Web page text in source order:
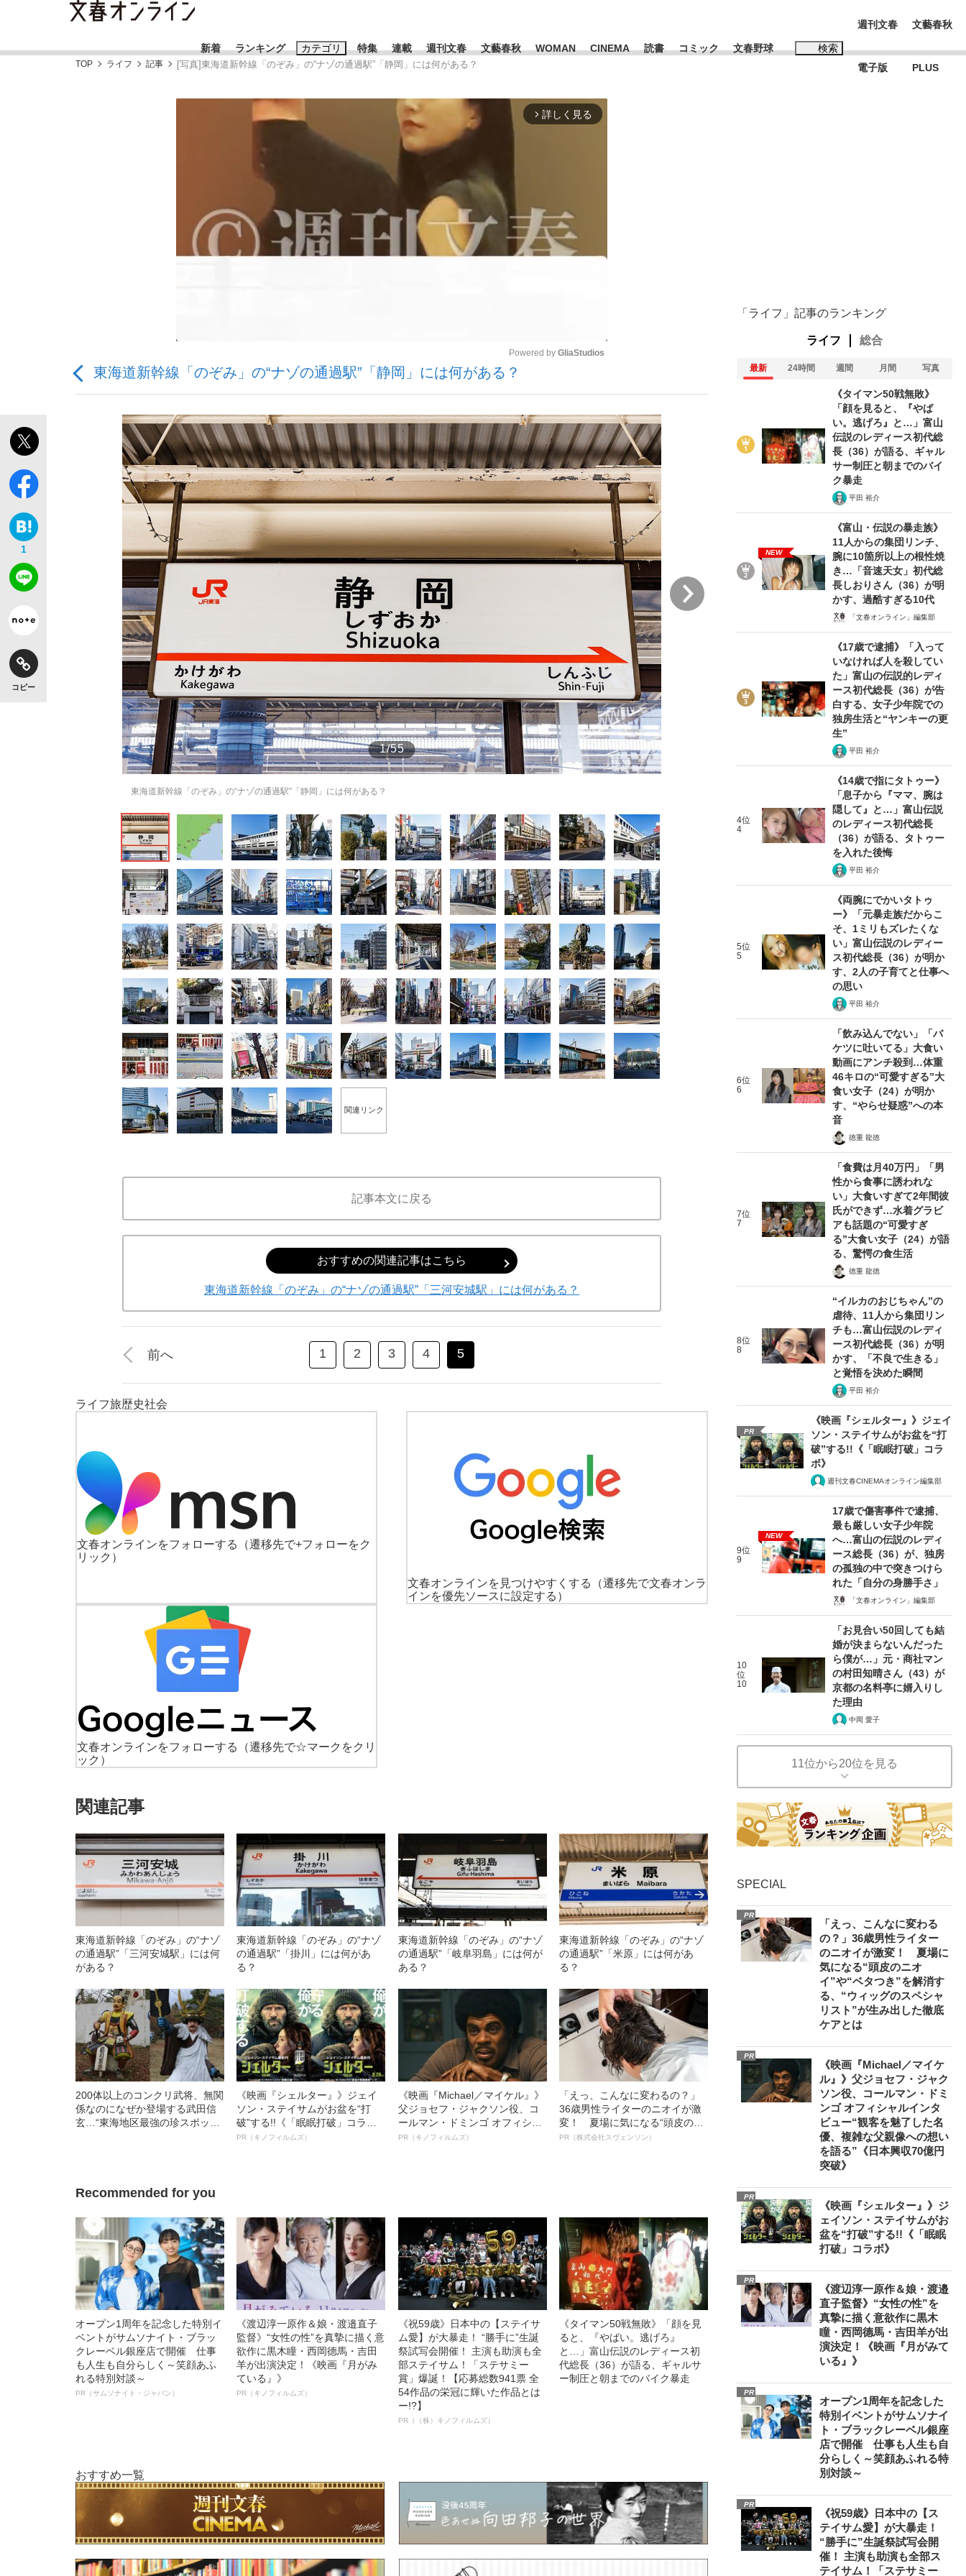
新着 ランキング カテゴリ
「敗因分析は一切聞かれなかった」侍ジャパン選手が証言した“NPB聞... 「クマが悪者扱いされているのが悲しい」『北の国から』倉本聰氏（91...
「目標達成できなかったからと言って…」サッカー日本代表・森保一監督...
もっと見る
特集
キングの誕生を、目撃せよ。
the Style
連載 週刊文春 文藝春秋 WOMAN CINEMA 読書 コミック 文春野球 検索
おすすめのキーワードタグ一覧
#高市早苗 #森岡毅
週刊文春
電子版
文藝春秋
PLUS
TOP ライフ 記事 [写真]東海道新幹線「のぞみ」の“ナゾの通過駅”「静岡」には何がある？
arrow_forward_ios 詳しく見る
Mute
Powered by GliaStudios
東海道新幹線「のぞみ」の“ナゾの通過駅”「静岡」には何がある？
1
コピー
1/55
東海道新幹線「のぞみ」の“ナゾの通過駅”「静岡」には何がある？
2/55
関連リンク
記事本文に戻る
おすすめの関連記事はこちら
東海道新幹線「のぞみ」の“ナゾの通過駅”「三河安城駅」には何がある？
前へ 1 2 3 4 5
ライフ旅歴史社会
文春オンラインをフォローする
（遷移先で+フォローをク
リック）
文春オンラインを見つけやすくする
（遷移先で文春オンラ
インを優先ソースに設定する）
文春オンラインをフォローする
（遷移先で☆マークをクリ
ック）
関連記事
東海道新幹線「のぞみ」の“ナゾ
の通過駅”「三河安城駅」には何
がある？
東海道新幹線「のぞみ」の“ナゾ
の通過駅”「掛川」には何があ
る？
東海道新幹線「のぞみ」の“ナゾ
の通過駅”「岐阜羽島」には何が
ある？
東海道新幹線「のぞみ」の“ナゾ
の通過駅”「米原」には何があ
る？
200体以上のコンクリ武将、無関
係なのになぜか登場する武田信
玄…“東海地区最強の珍スポッ
《映画『シェルター』》ジェイ
ソン・ステイサムがお盆を“打
破”する!!《「眠眠打破」コラ
ボ》
PR（キノフィルムズ）
《映画『Michael／マイケル』》
父ジョセフ・ジャクソン役、コ
ールマン・ドミンゴ オフィシャ
ルインタビュー“観客を魅了した
PR（キノフィルムズ）
「えっ、こんなに変わるの？」
36歳男性ライターのニオイが激
変！ 夏場に気になる“頭皮のニ
オイ”や“ベタつき”を解消す
PR（株式会社スヴェンソン）
Recommended for you
オープン1周年を記念した特別イ
ベントがサムソナイト・ブラッ
クレーベル銀座店で開催 仕事
も人生も自分らしく～笑顔あふ
れる特別対談～
PR（サムソナイト・ジャパン）
《渡辺淳一原作＆娘・渡邉直子
監督》“女性の性”を真摯に描く意
欲作に黒木瞳・西岡德馬・吉田
羊が出演決定！《映画『月がみ
ている』》
PR（キノフィルムズ）
《祝59歳》日本中の【ステイサ
ム愛】が大暴走！ “勝手に”生誕
祭試写会開催！ 主演も助演も全
部ステイサム！「ステサミー
賞」爆誕！【応募総数941票 全
54作品の栄冠に輝いた作品とは
ー!?】
PR（（株）キノフィルムズ）
《タイマン50戦無敗》「顔を見
ると、『やばい。逃げろ』
と…」富山伝説のレディース初
代総長（36）が語る、ギャルサ
ー制圧と朝までのバイク暴走
おすすめ一覧
「ライフ」記事のランキング
ライフ 総合
最新 24時間 週間 月間 写真
《タイマン50戦無敗》
「顔を見ると、『やば
い。逃げろ』と…」富山
伝説のレディース初代総
長（36）が語る、ギャル
サー制圧と朝までのバイ
ク暴走
平田 裕介
NEW
《富山・伝説の暴走族》
11人からの集団リンチ、
腕に10箇所以上の根性焼
き…「音速天女」初代総
長しおりさん（36）が明
かす、過酷すぎる10代
「文春オンライン」編集部
《17歳で逮捕》「入って
いなければ人を殺してい
た」富山の伝説的レディ
ース初代総長（36）が告
白する、女子少年院での
独房生活と“ヤンキーの更
生”
平田 裕介
4位
4
《14歳で指にタトゥー》
「息子から『ママ、腕は
隠して』と…」富山伝説
のレディース初代総長
（36）が語る、タトゥー
を入れた後悔
平田 裕介
5位
5
《両腕にでかいタトゥ
ー》「元暴走族だからこ
そ、1ミリもズレたくな
い」富山伝説のレディー
ス初代総長（36）が明か
す、2人の子育てと仕事へ
の思い
平田 裕介
6位
6
「飲み込んでない」「バ
ケツに吐いてる」大食い
動画にアンチ殺到…体重
46キロの“可愛すぎる”大
食い女子（24）が明か
す、“やらせ疑惑”への本
音
徳重 龍徳
7位
7
「食費は月40万円」「男
性から食事に誘われな
い」大食いすぎて2年間彼
氏ができず…水着グラビ
アも話題の“可愛すぎ
る”大食い女子（24）が語
る、驚愕の食生活
徳重 龍徳
8位
8
“イルカのおじちゃん”の
虐待、11人から集団リン
チも…富山伝説のレディ
ース初代総長（36）が明
かす、「不良で生きる」
と覚悟を決めた瞬間
平田 裕介
PR
《映画『シェルター』》ジェイ
ソン・ステイサムがお盆を“打
破”する!!《「眠眠打破」コラ
ボ》
週刊文春CINEMAオンライン編集部
9位
9
NEW
17歳で傷害事件で逮捕、
最も厳しい女子少年院
へ…富山の伝説のレディ
ース総長（36）が、独房
の孤独の中で突きつけら
れた「自分の身勝手さ」
「文春オンライン」編集部
10
位
10
「お見合い50回しても結
婚が決まらないんだった
ら僕が…」元・商社マン
の村田知晴さん（43）が
京都の名料亭に婿入りし
た理由
中岡 愛子
11位から20位を見る
SPECIAL
PR
「えっ、こんなに変わる
の？」36歳男性ライター
のニオイが激変！ 夏場に
気になる“頭皮のニオ
イ”や“ベタつき”を解消す
る、“ウィッグのスペシャ
リスト”が生み出した徹底
ケアとは
PR
《映画『Michael／マイケ
ル』》父ジョセフ・ジャク
ソン役、コールマン・ドミ
ンゴ オフィシャルインタ
ビュー“観客を魅了した名
優、複雑な父親像への想い
を語る”《日本興収70億円
突破》
PR
《映画『シェルター』》ジ
ェイソン・ステイサムがお
盆を“打破”する!!《「眠眠
打破」コラボ》
PR
《渡辺淳一原作＆娘・渡邉
直子監督》“女性の性”を
真摯に描く意欲作に黒木
瞳・西岡德馬・吉田羊が出
演決定！《映画『月がみて
いる』》
PR
オープン1周年を記念した
特別イベントがサムソナイ
ト・ブラックレーベル銀座
店で開催 仕事も人生も自
分らしく～笑顔あふれる特
別対談～
PR
《祝59歳》日本中の【ス
テイサム愛】が大暴走！
“勝手に”生誕祭試写会開
催！ 主演も助演も全部ス
テイサム！「ステサミー